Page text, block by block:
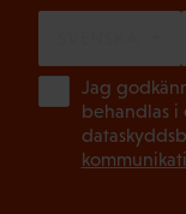
Jag
behandlas